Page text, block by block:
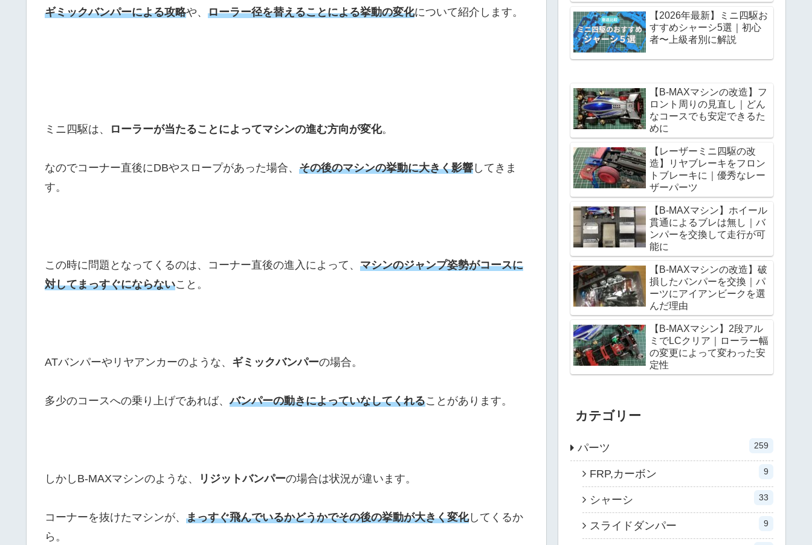
ギミックバンパーによる攻略や、 ローラー径を替えることによる挙動の変化について紹介します。
ミニ四駆は、 ローラーが当たることによってマシンの進む方向が変化。
なのでコーナー直後にDBやスロープがあった場合、 その後のマシンの挙動に大きく影響 してきま
す。
この時に問題となってくるのは、コーナー直後の進入によって、 マシンのジャンプ姿勢がコースに
対してまっすぐにならないこと。
ATバンパーやリヤアンカーのような、 ギミックバンパーの場合。
多少のコースへの乗り上げであれば、バンパーの動きによっていなしてくれることがあります。
しかしB-MAXマシンのような、 リジットバンパーの場合は状況が違います。
コーナーを抜けたマシンが、 まっすぐ飛んでいるかどうかでその後の挙動が大きく変化してくるか
ら。
【2026年最新】ミニ四駆お
すすめシャーシ5選｜初心
者〜上級者別に解説
【B-MAXマシンの改造】フ
ロント周りの見直し｜どん
なコースでも安定できるた
めに
【レーザーミニ四駆の改
造】リヤブレーキをフロン
トブレーキに｜優秀なレー
ザーパーツ
【B-MAXマシン】ホイール
貫通によるブレは無し｜バ
ンパーを交換して走行が可
能に
【B-MAXマシンの改造】破
損したバンパーを交換｜パ
ーツにアイアンビークを選
んだ理由
【B-MAXマシン】2段アル
ミでLCクリア｜ローラー幅
の変更によって変わった安
定性
カテゴリー
パーツ 259
FRP,カーボン 9
シャーシ 33
スライドダンパー 9